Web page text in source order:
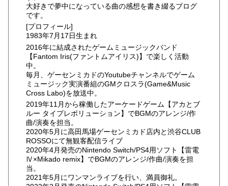
大好きで夢中になっている曲の感想を書き綴るブログ
です。
[プロフィール]
1983年7月17日生まれ
2016年に結成されたゲームミュージックバンド
【Fantom Iris(ファントムアイリス)】で楽しく活動
中。
毎月、ゲーセンミカドのYoutubeチャンネルでゲーム
ミュージック実演番組のGMクロスラ(Game&Music
Cross Labo)を放送中。
2019年11月から稼働したアーケードゲーム【アカとブ
ルー タイプレボリューション】でBGMのアレンジ/作
曲/演奏を担当。
2020年5月に高田馬場ゲーセンミカド店内と渋谷CLUB
ROSSOにて無観客配信ライブ
2020年4月発売のNintendo Switch/PS4用ソフト【雷電
Ⅳ×Mikado remix】でBGMのアレンジ/作曲/演奏を担
当。
2021年5月にワンマンライブを行い、満員御礼。